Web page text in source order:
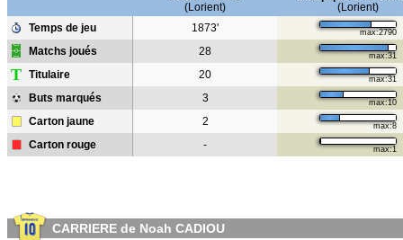
(Lorient)
(Lorient)
Temps de jeu
1873' max:2790
Matchs joués 28 max:31
T Titulaire 20 max:31
Buts marqués 3 max:10
Carton jaune 2 max:8
Carton rouge - max:1
CARRIERE de Noah CADIOU